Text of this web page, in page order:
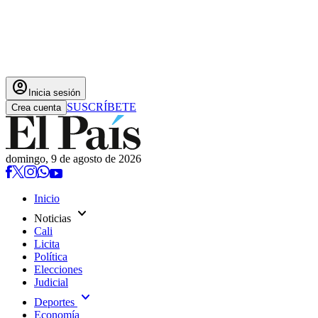
account_circle Inicia sesión
Crea cuenta SUSCRÍBETE
domingo, 9 de agosto de 2026
Inicio
Noticias expand_more
Cali
Licita
Política
Elecciones
Judicial
Deportes expand_more
Economía